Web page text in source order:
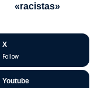
«racistas»
X
Follow
Youtube